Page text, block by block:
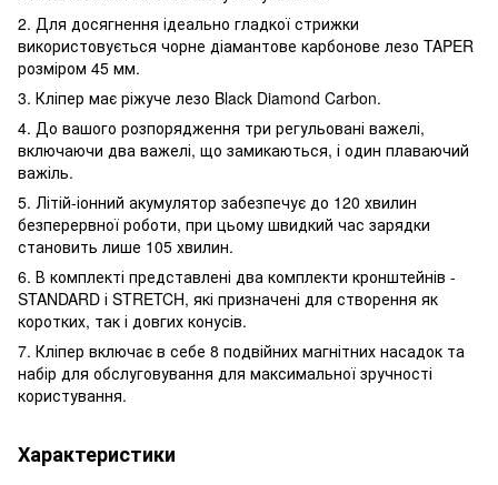
2. Для досягнення ідеально гладкої стрижки
використовується чорне діамантове карбонове лезо TAPER
розміром 45 мм.
3. Кліпер має ріжуче лезо Black Diamond Carbon.
4. До вашого розпорядження три регульовані важелі,
включаючи два важелі, що замикаються, і один плаваючий
важіль.
5. Літій-іонний акумулятор забезпечує до 120 хвилин
безперервної роботи, при цьому швидкий час зарядки
становить лише 105 хвилин.
6. В комплекті представлені два комплекти кронштейнів -
STANDARD і STRETCH, які призначені для створення як
коротких, так і довгих конусів.
7. Кліпер включає в себе 8 подвійних магнітних насадок та
набір для обслуговування для максимальної зручності
користування.
Характеристики